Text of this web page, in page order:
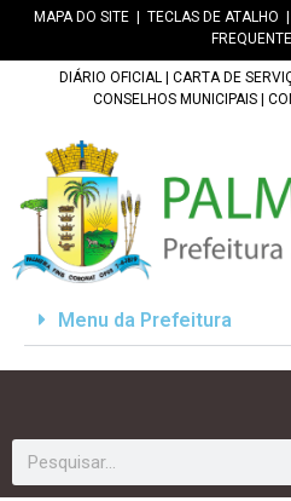
MAPA DO SITE TECLAS DE ATALHO
DIÁRIO OFICIAL CARTA DE
CONSELHOS MUNICIPAIS
Menu da Prefeitura